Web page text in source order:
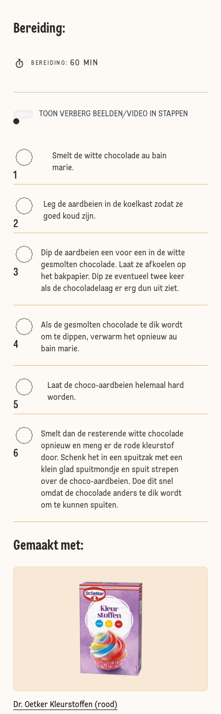
Bereiding:
BEREIDING : 60 MIN
TOON VERBERG BEELDEN/VIDEO IN STAPPEN
1
Smelt de witte chocolade au bain
marie.
2
Leg de aardbeien in de koelkast zodat ze
goed koud zijn.
3
Dip de aardbeien een voor een in de witte
gesmolten chocolade. Laat ze afkoelen op
het bakpapier. Dip ze eventueel twee keer
als de chocoladelaag er erg dun uit ziet.
4
Als de gesmolten chocolade te dik wordt
om te dippen, verwarm het opnieuw au
bain marie.
5
Laat de choco-aardbeien helemaal hard
worden.
6
Smelt dan de resterende witte chocolade
opnieuw en meng er de rode kleurstof
door. Schenk het in een spuitzak met een
klein glad spuitmondje en spuit strepen
over de choco-aardbeien. Doe dit snel
omdat de chocolade anders te dik wordt
om te kunnen spuiten.
Gemaakt met:
Dr. Oetker Kleurstoffen (rood)